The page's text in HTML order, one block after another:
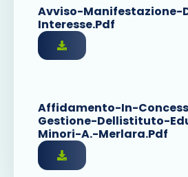
Avviso-Manifestazione-
Interesse.pdf
Affidamento-In-
Gestione-Dellistituto-
Minori-A.-Merlara.pdf